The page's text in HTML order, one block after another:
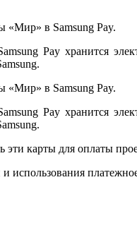
«Мир» в Samsung Pay.
Pay хранится
«Мир» в Samsung Pay.
Pay хранится
карты для оплаты